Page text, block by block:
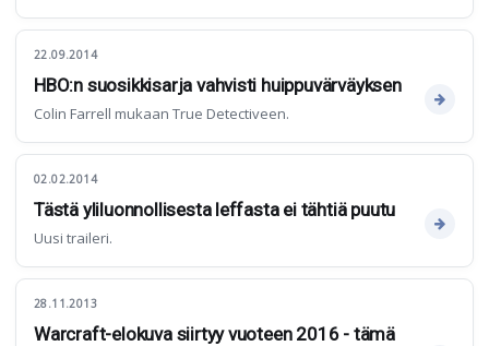
22.09.2014
HBO:n suosikkisarja vahvisti huippuvärväyksen
Colin Farrell mukaan True Detectiveen.
02.02.2014
Tästä yliluonnollisesta leffasta ei tähtiä puutu
Uusi traileri.
28.11.2013
Warcraft-elokuva siirtyy vuoteen 2016 - tämä